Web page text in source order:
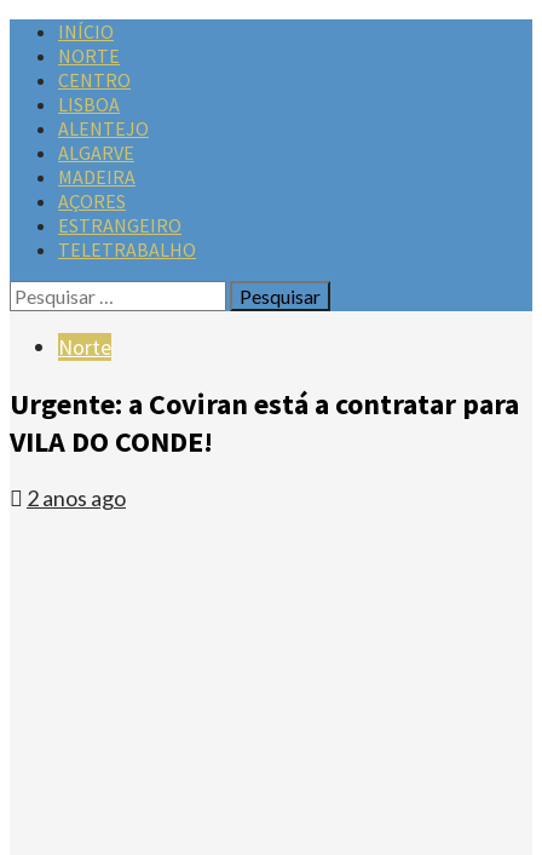
INÍCIO
NORTE
CENTRO
LISBOA
ALENTEJO
ALGARVE
MADEIRA
AÇORES
ESTRANGEIRO
TELETRABALHO
Norte
Urgente: a Coviran está a contratar para
VILA DO CONDE!
2 anos ago